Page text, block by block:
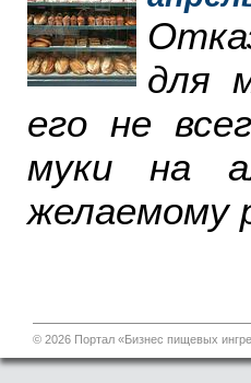
для
его не
муки на
желаемому
© 2026 Портал «Бизнес пищевых